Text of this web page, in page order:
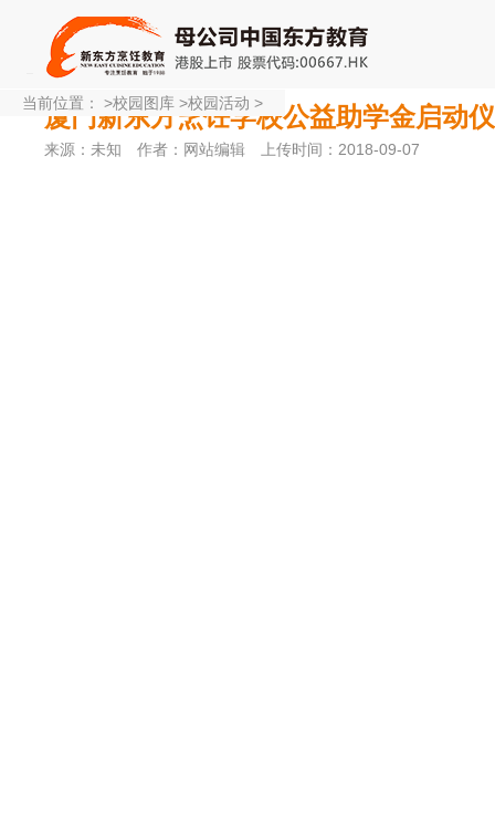
厦门新东方烹饪学校公益助学金启动
来源：未知 作者：网站编辑 上传时间：2018-09-07
当前位置： >校园图库 >校园活动 >